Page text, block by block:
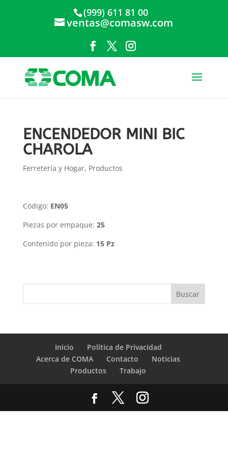
(999) 611 81 00
ventas@comasw.com
ENCENDEDOR MINI BIC
CHAROLA
Ferretería y Hogar, Productos
Código: EN05
Piezas por empaque: 25
Contenido por pieza: 15 Pz
Inicio
Política de Privacidad
Acerca de COMA
Contacto
Noticias
Productos
Trabajo